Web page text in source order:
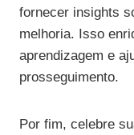
fornecer insights
melhoria. Isso
aprendizagem e
prosseguimento.
Por fim, celebre